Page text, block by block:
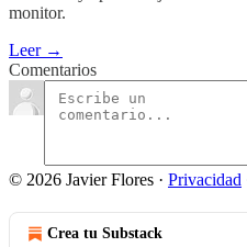
monitor.
Leer →
Comentarios
© 2026 Javier Flores · Privacidad
Crea tu Substack